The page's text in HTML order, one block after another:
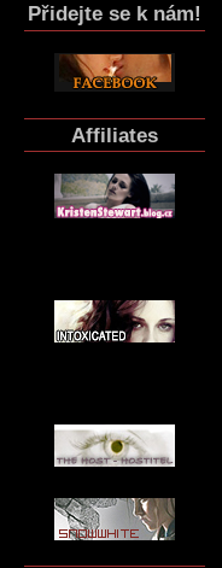
Přidejte se k nám!
Affiliates